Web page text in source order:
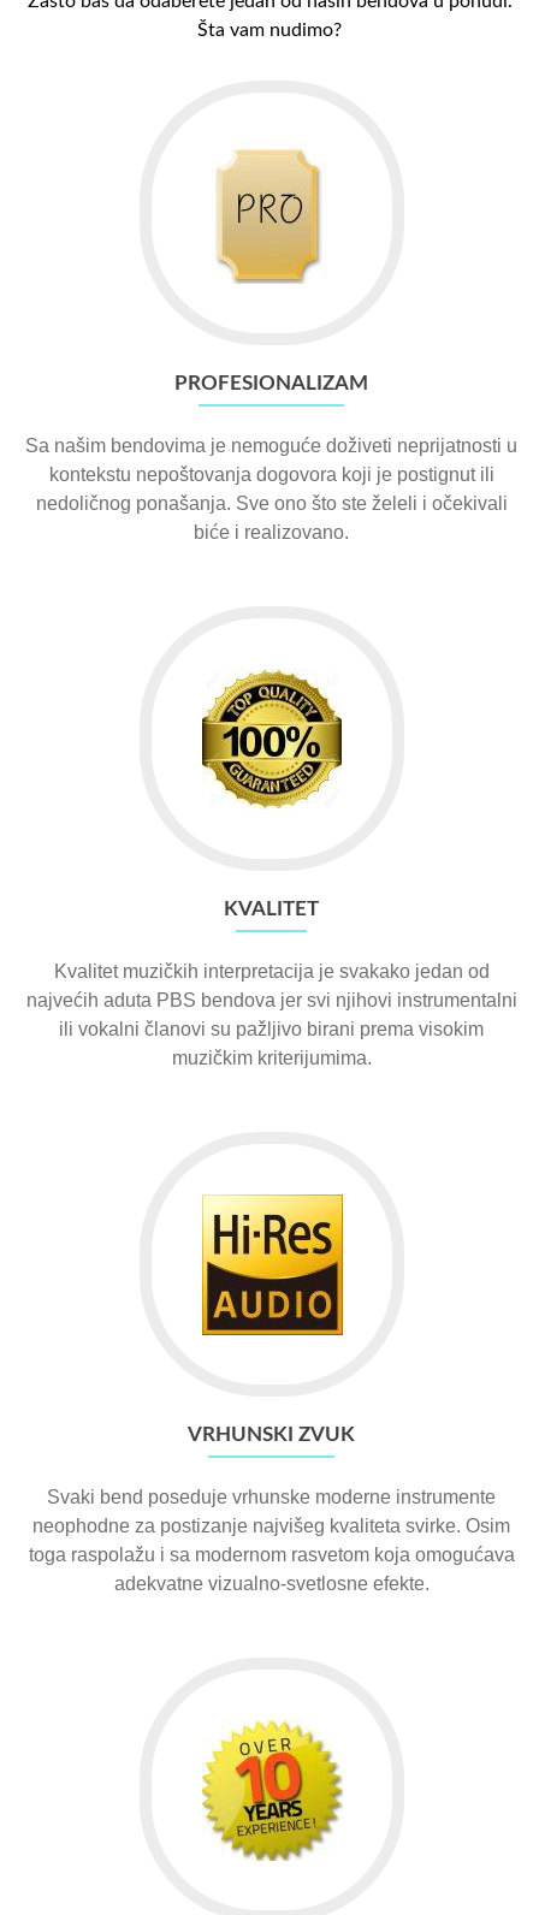
Šta vam nudimo?
PROFESIONALIZAM
Sa našim bendovima je nemoguće doživeti neprijatnosti u
kontekstu nepoštovanja dogovora koji je postignut ili
nedoličnog ponašanja. Sve ono što ste želeli i očekivali
biće i realizovano.
KVALITET
Kvalitet muzičkih interpretacija je svakako jedan od
najvećih aduta PBS bendova jer svi njihovi instrumentalni
ili vokalni članovi su pažljivo birani prema visokim
muzičkim kriterijumima.
VRHUNSKI ZVUK
Svaki bend poseduje vrhunske moderne instrumente
neophodne za postizanje najvišeg kvaliteta svirke. Osim
toga raspolažu i sa modernom rasvetom koja omogućava
adekvatne vizualno-svetlosne efekte.